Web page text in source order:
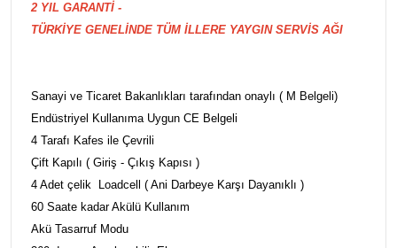
2 YIL GARANTİ -
TÜRKİYE GENELİNDE TÜM İLLERE YAYGIN SERVİS AĞI
Sanayi ve Ticaret Bakanlıkları tarafından onaylı ( M Belgeli)
Endüstriyel Kullanıma Uygun CE Belgeli
4 Tarafı Kafes ile Çevrili
Çift Kapılı ( Giriş - Çıkış Kapısı )
4 Adet çelik Loadcell ( Ani Darbeye Karşı Dayanıklı )
60 Saate kadar Akülü Kullanım
Akü Tasarruf Modu